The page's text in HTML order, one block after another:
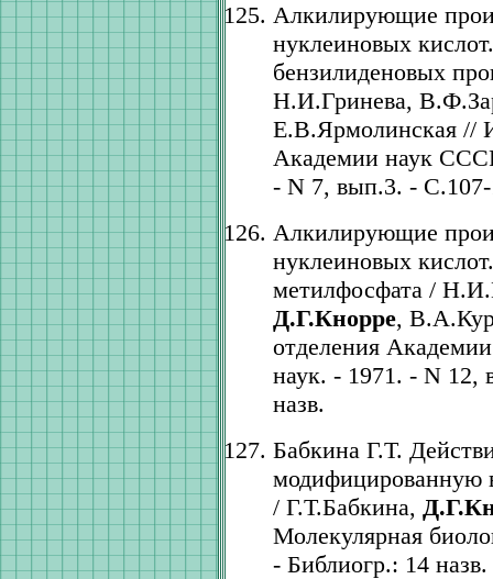
Алкилирующие
нуклеиновых
бензилиденовых
Н.И.Гринева,
Е.В.Ярмолинская //
Академии наук
- N 7, вып.3. - С.107-
Алкилирующие
нуклеиновых
метилфосфата /
Д.Г.Кнорре,
отделения
наук. - 1971. - N 12,
назв.
Бабкина Г.Т.
модифицированную
/ Г.Т.Бабкина,
Молекулярная
- Библиогр.: 14 назв.